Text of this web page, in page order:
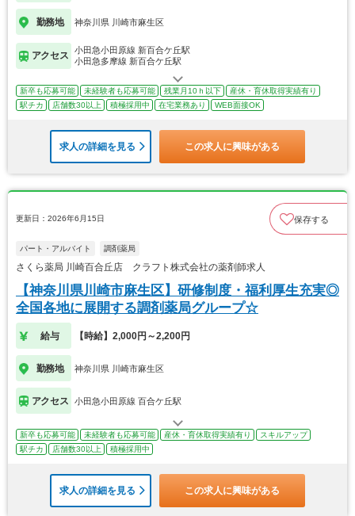
勤務地 神奈川県 川崎市麻生区
アクセス
小田急小田原線 新百合ケ丘駅
小田急多摩線 新百合ケ丘駅
新卒も応募可能 未経験者も応募可能 残業月10ｈ以下
産休・育休取得実績有り
駅チカ
店舗数30以上 積極採用中 在宅業務あり WEB面接OK
求人の詳細を見る この求人に興味がある
更新日：2026年6月15日 保存する
パート・アルバイト 調剤薬局
さくら薬局 川崎百合丘店 クラフト株式会社の薬剤師求人
【神奈川県川崎市麻生区】研修制度・福利厚生充実◎
全国各地に展開する調剤薬局グループ☆
給与 【時給】2,000円～2,200円
勤務地 神奈川県 川崎市麻生区
アクセス 小田急小田原線 百合ケ丘駅
新卒も応募可能 未経験者も応募可能 産休・育休取得実績有り
スキルアップ
駅チカ
店舗数30以上 積極採用中
求人の詳細を見る この求人に興味がある